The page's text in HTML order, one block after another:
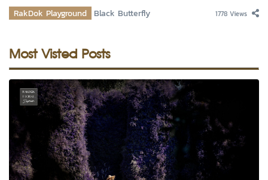
RakDok Playground Black Butterfly 1778 Views
Most Visted Posts